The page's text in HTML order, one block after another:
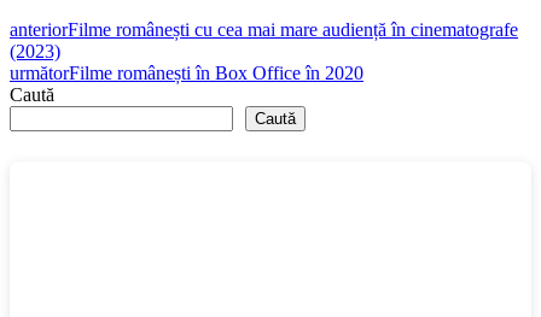
anteriorFilme românești cu cea mai mare audiență în cinematografe
(2023)
următorFilme românești în Box Office în 2020
Caută
Caută